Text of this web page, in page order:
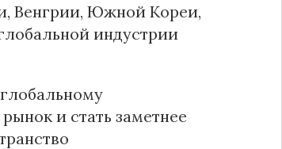
Венгрии, Южной Кореи,
индустрии
и стать заметнее